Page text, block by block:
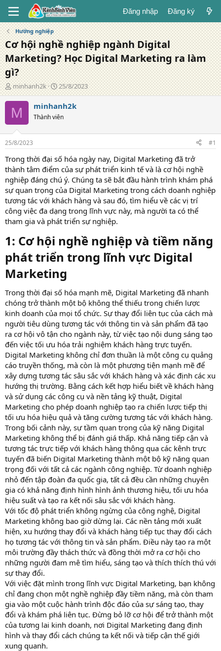
Đăng nhập Đăng ký
Hướng nghiệp
Cơ hội nghề nghiệp ngành Digital
Marketing? Học Digital Marketing ra làm
gì?
T
á
c
g
ả
minhanh2k
N
g
à
y
đ
g
25/8/2023
M minhanh2k
Thành viên
25/8/2023 #1
Trong thời đại số hóa ngày nay, Digital Marketing đã trở
thành tâm điểm của sự phát triển kinh tế và là cơ hội nghề
nghiệp đáng chú ý. Chúng ta sẽ bắt đầu hành trình khám phá
sự quan trọng của Digital Marketing trong cách doanh nghiệp
tương tác với khách hàng và sau đó, tìm hiểu về các vị trí
công việc đa dạng trong lĩnh vực này, mà người ta có thể
tham gia và phát triển sự nghiệp.
1: Cơ hội nghề nghiệp và tiềm năng
phát triển trong lĩnh vực Digital
Marketing​
Trong thời đại số hóa mạnh mẽ, Digital Marketing đã nhanh
chóng trở thành một bộ không thể thiếu trong chiến lược
kinh doanh của mọi tổ chức. Sự thay đổi liên tục của cách mà
người tiêu dùng tương tác với thông tin và sản phẩm đã tạo
ra cơ hội vô tận cho ngành này, từ việc tạo nội dung sáng tạo
đến việc tối ưu hóa trải nghiệm khách hàng trực tuyến.
Digital Marketing không chỉ đơn thuần là một công cụ quảng
cáo truyền thống, mà còn là một phương tiện mạnh mẽ để
xây dựng tương tác sâu sắc với khách hàng và xác định các xu
hướng thị trường. Bằng cách kết hợp hiểu biết về khách hàng
và sử dụng các công cụ và nền tảng kỹ thuật, Digital
Marketing cho phép doanh nghiệp tạo ra chiến lược tiếp thị
tối ưu hóa hiệu quả và tăng cường tương tác với khách hàng.
Trong bối cảnh này, sự tầm quan trọng của kỹ năng Digital
Marketing không thể bị đánh giá thấp. Khả năng tiếp cận và
tương tác trực tiếp với khách hàng thông qua các kênh trực
tuyến đã biến Digital Marketing thành một bộ kỹ năng quan
trọng đối với tất cả các ngành công nghiệp. Từ doanh nghiệp
nhỏ đến tập đoàn đa quốc gia, tất cả đều cần những chuyên
gia có khả năng định hình hình ảnh thương hiệu, tối ưu hóa
hiệu suất và tạo ra kết nối sâu sắc với khách hàng.
Với tốc độ phát triển không ngừng của công nghệ, Digital
Marketing không bao giờ dừng lại. Các nền tảng mới xuất
hiện, xu hướng thay đổi và khách hàng tiếp tục thay đổi cách
họ tương tác với thông tin và sản phẩm. Điều này tạo ra một
môi trường đầy thách thức và đồng thời mở ra cơ hội cho
những người đam mê tìm hiểu, sáng tạo và thích thích thú với
sự thay đổi.
Với việc đặt mình trong lĩnh vực Digital Marketing, bạn không
chỉ đang chọn một nghề nghiệp đầy tiềm năng, mà còn tham
gia vào một cuộc hành trình độc đáo của sự sáng tạo, thay
đổi và khám phá liên tục. Đừng bỏ lỡ cơ hội để trở thành một
của tương lai kinh doanh, nơi Digital Marketing đang định
hình và thay đổi cách chúng ta kết nối và tiếp cận thế giới
xung quanh.